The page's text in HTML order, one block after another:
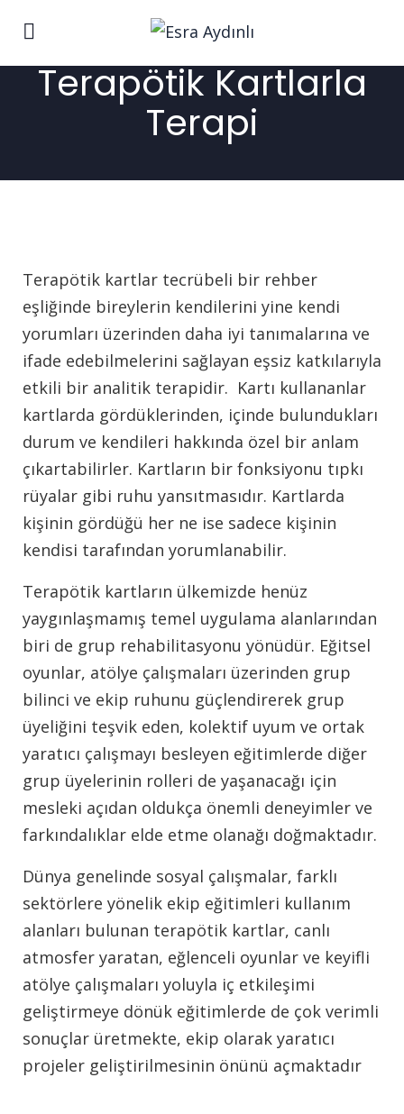
Terapötik Kartlarla
Terapi
Terapötik kartlar tecrübeli bir rehber
eşliğinde bireylerin kendilerini yine kendi
yorumları üzerinden daha iyi tanımalarına ve
ifade edebilmelerini sağlayan eşsiz katkılarıyla
etkili bir analitik terapidir. Kartı kullananlar
kartlarda gördüklerinden, içinde bulundukları
durum ve kendileri hakkında özel bir anlam
çıkartabilirler. Kartların bir fonksiyonu tıpkı
rüyalar gibi ruhu yansıtmasıdır. Kartlarda
kişinin gördüğü her ne ise sadece kişinin
kendisi tarafından yorumlanabilir.
Terapötik kartların ülkemizde henüz
yaygınlaşmamış temel uygulama alanlarından
biri de grup rehabilitasyonu yönüdür. Eğitsel
oyunlar, atölye çalışmaları üzerinden grup
bilinci ve ekip ruhunu güçlendirerek grup
üyeliğini teşvik eden, kolektif uyum ve ortak
yaratıcı çalışmayı besleyen eğitimlerde diğer
grup üyelerinin rolleri de yaşanacağı için
mesleki açıdan oldukça önemli deneyimler ve
farkındalıklar elde etme olanağı doğmaktadır.
Dünya genelinde sosyal çalışmalar, farklı
sektörlere yönelik ekip eğitimleri kullanım
alanları bulunan terapötik kartlar, canlı
atmosfer yaratan, eğlenceli oyunlar ve keyifli
atölye çalışmaları yoluyla iç etkileşimi
geliştirmeye dönük eğitimlerde de çok verimli
sonuçlar üretmekte, ekip olarak yaratıcı
projeler geliştirilmesinin önünü açmaktadır